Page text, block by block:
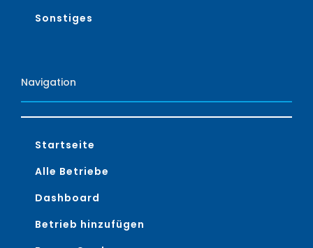
Sonstiges
Navigation
Startseite
Alle Betriebe
Dashboard
Betrieb hinzufügen